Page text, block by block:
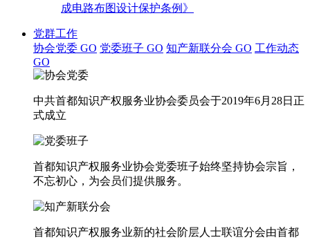
成电路布图设计保护条例》
党群工作
协会党委 GO 党委班子 GO 知产新联分会 GO 工作动态
GO
中共首都知识产权服务业协会委员会于2019年6月28日正
式成立
首都知识产权服务业协会党委班子始终坚持协会宗旨，
不忘初心，为会员们提供服务。
首都知识产权服务业新的社会阶层人士联谊分会由首都